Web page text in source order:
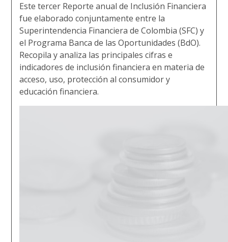
Este tercer Reporte anual de Inclusión Financiera
fue elaborado conjuntamente entre la
Superintendencia Financiera de Colombia (SFC) y
el Programa Banca de las Oportunidades (BdO).
Recopila y analiza las principales cifras e
indicadores de inclusión financiera en materia de
acceso, uso, protección al consumidor y
educación financiera.